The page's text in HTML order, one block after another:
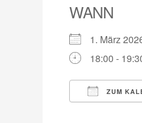
WANN
1. März
18:00 -
ZUM